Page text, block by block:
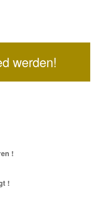
werden!
!
!